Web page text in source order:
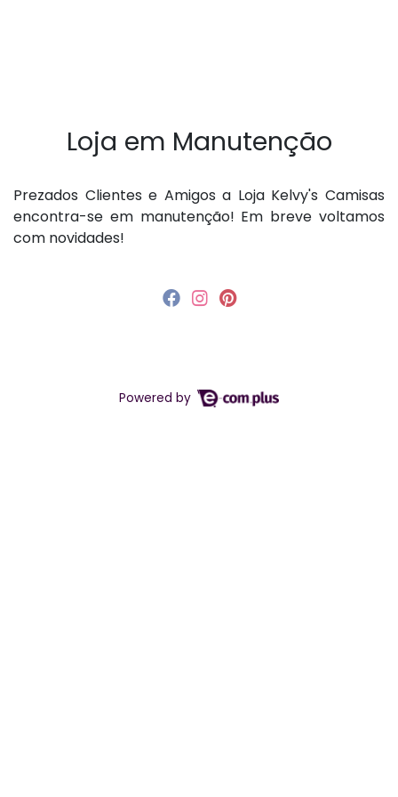
Loja em Manutenção
P rezados Clientes e Amigos a Loja Kelvy's Camisas
encontra-se em manutenção! Em breve voltamos
com novidades!
Powered by